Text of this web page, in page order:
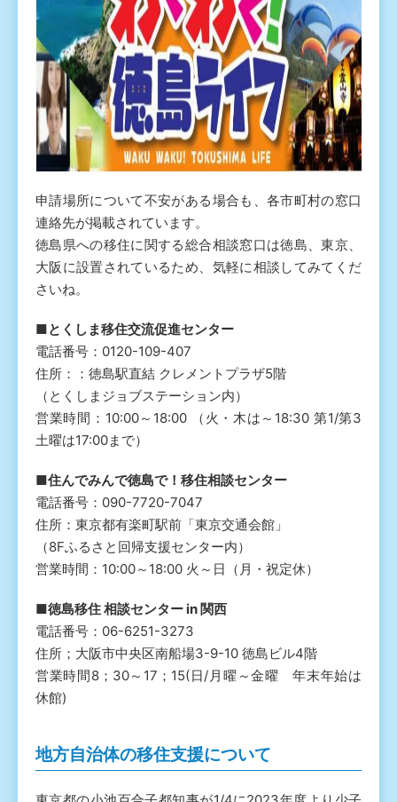
申請場所について不安がある場合も、各市町村の窓口
連絡先が掲載されています。
徳島県への移住に関する総合相談窓口は徳島、東京、
大阪に設置されているため、気軽に相談してみてくだ
さいね。
■とくしま移住交流促進センター
電話番号：0120-109-407
住所：：徳島駅直結 クレメントプラザ5階
（とくしまジョブステーション内）
営業時間：10:00～18:00 （火・木は～18:30 第1/第3
土曜は17:00まで）
■住んでみんで徳島で！移住相談センター
電話番号：090-7720-7047
住所：東京都有楽町駅前「東京交通会館」
（8Fふるさと回帰支援センター内）
営業時間：10:00～18:00 火～日（月・祝定休）
■徳島移住 相談センター in 関西
電話番号：06-6251-3273
住所；大阪市中央区南船場3-9-10 徳島ビル4階
営業時間8；30～17；15(日/月曜～金曜 年末年始は
休館)
地方自治体の移住支援について